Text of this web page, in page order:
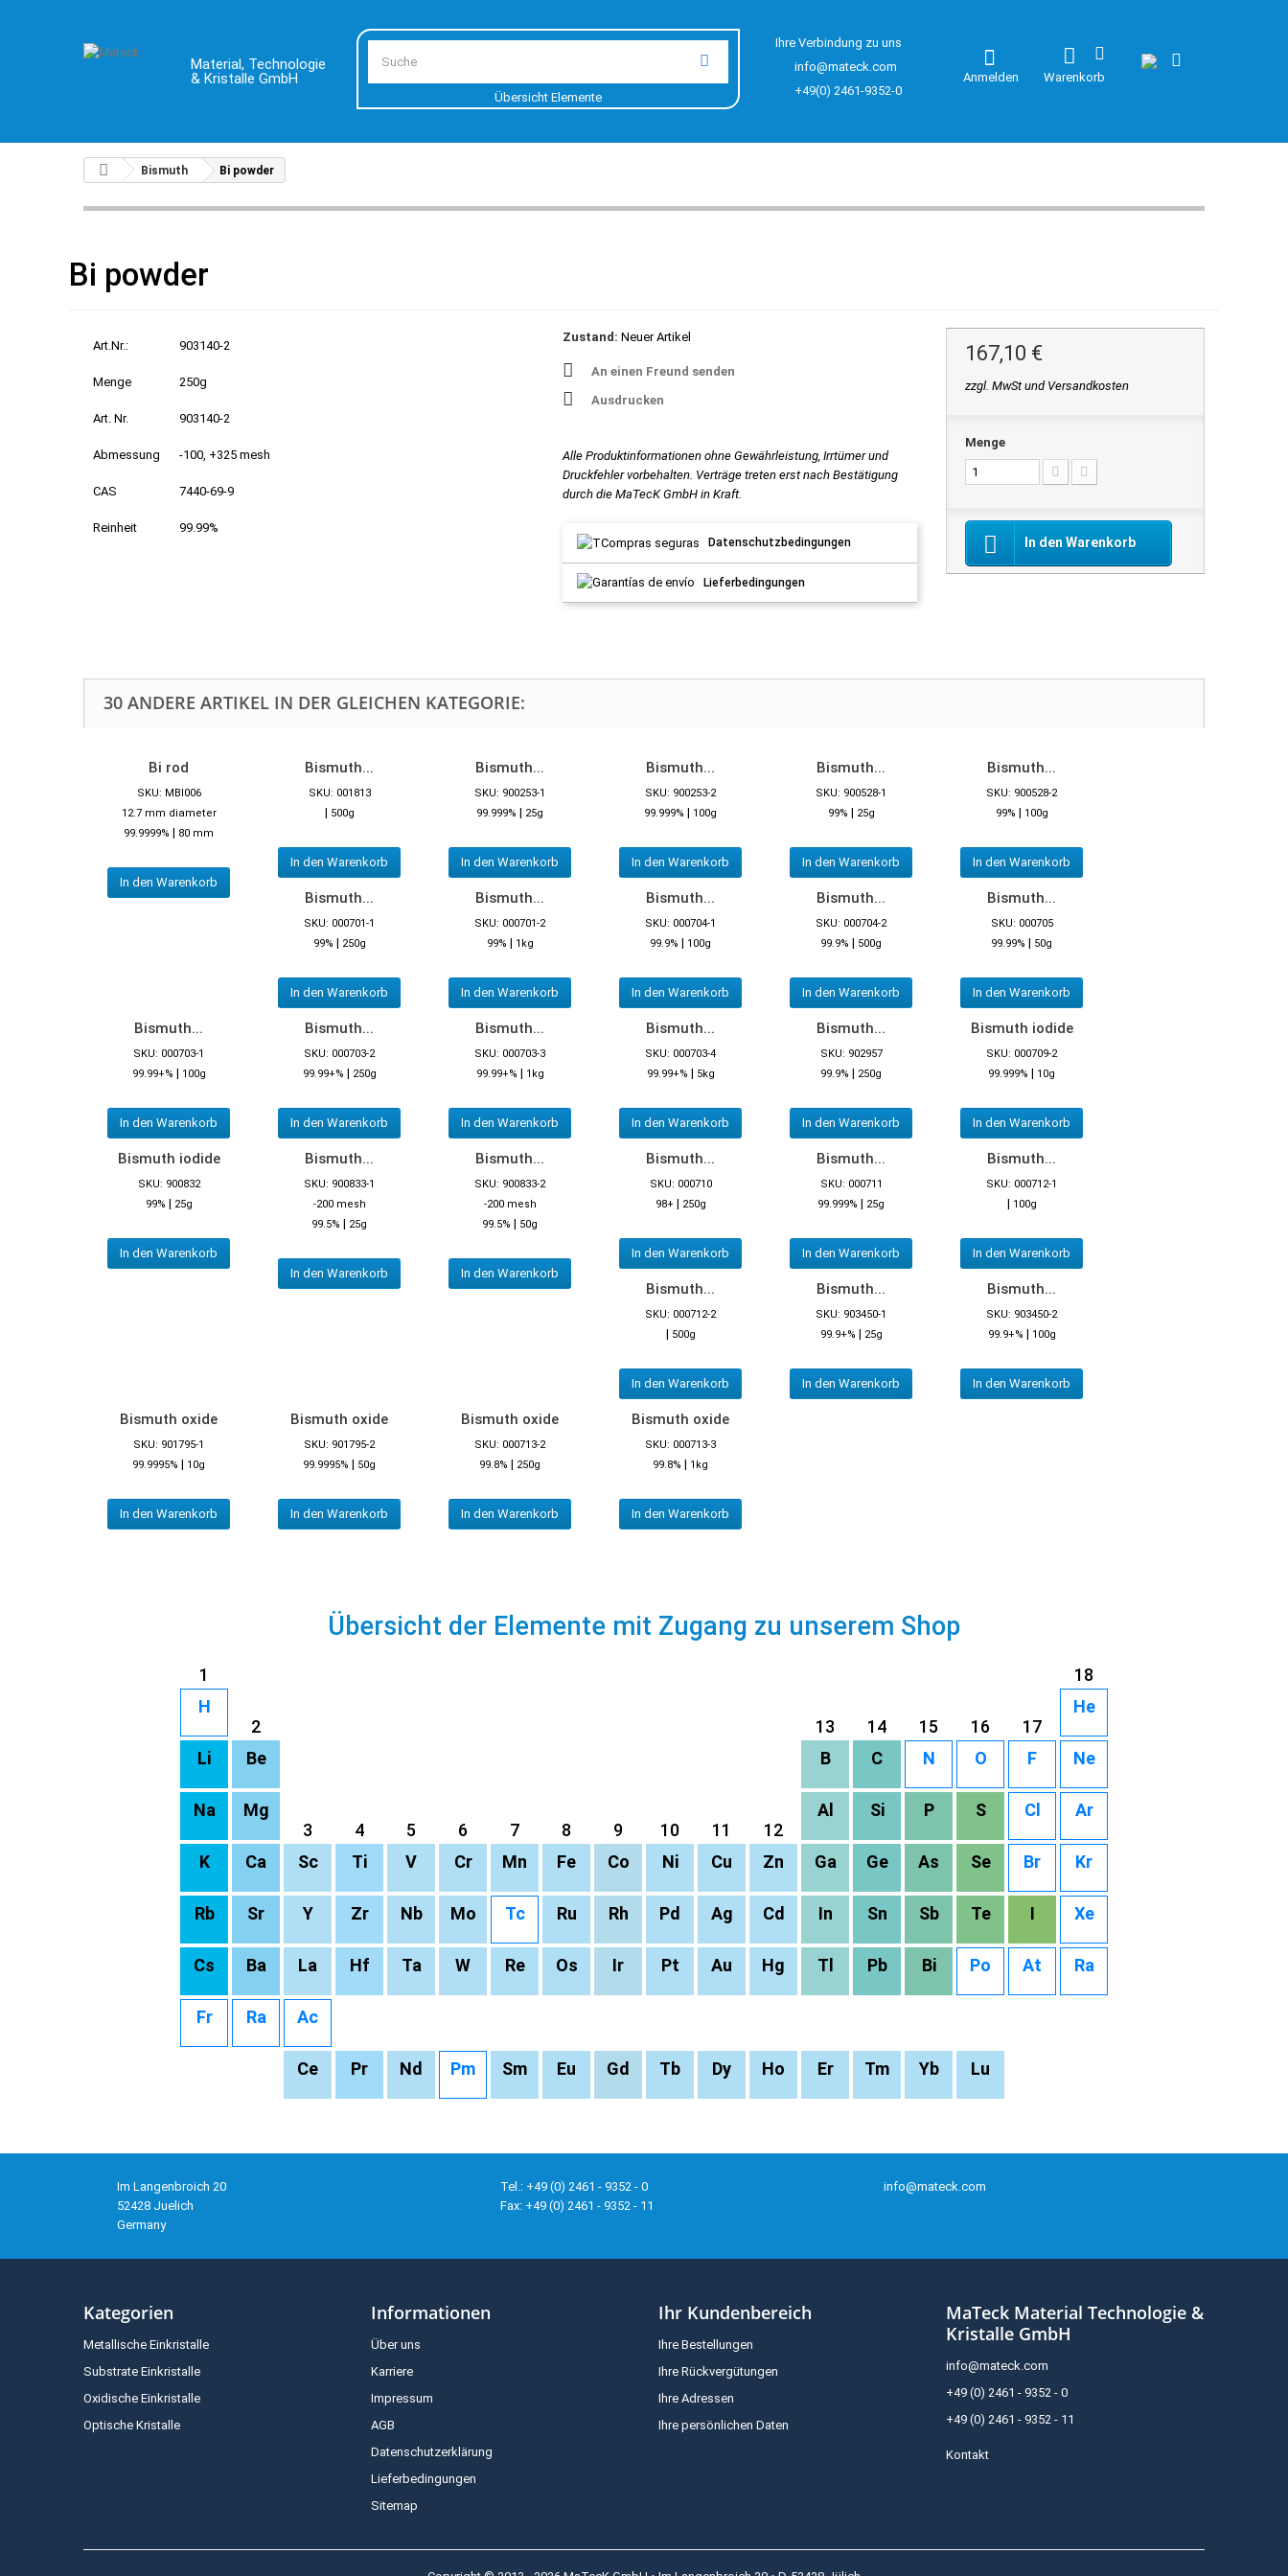
Material, Technologie
& Kristalle GmbH
Übersicht Elemente
Ihre Verbindung zu uns
info@mateck.com
+49(0) 2461-9352-0
Warenkorb
Anmelden
Bismuth Bi powder
Bi powder
Art.Nr.: 903140-2
Menge 250g
Art. Nr. 903140-2
Abmessung -100, +325 mesh
CAS 7440-69-9
Reinheit 99.99%
Zustand: Neuer Artikel
An einen Freund senden
Ausdrucken
Alle Produktinformationen ohne Gewährleistung, Irrtümer und
Druckfehler vorbehalten. Verträge treten erst nach Bestätigung
durch die MaTecK GmbH in Kraft.
Datenschutzbedingungen
Lieferbedingungen
167,10 €
zzgl. MwSt und Versandkosten
Menge
In den Warenkorb
30 ANDERE ARTIKEL IN DER GLEICHEN KATEGORIE:
Bi rod
SKU: MBI006
12.7 mm diameter
99.9999% | 80 mm
In den Warenkorb
Bismuth...
SKU: 001813
| 500g
In den Warenkorb
Bismuth...
SKU: 900253-1
99.999% | 25g
In den Warenkorb
Bismuth...
SKU: 900253-2
99.999% | 100g
In den Warenkorb
Bismuth...
SKU: 900528-1
99% | 25g
In den Warenkorb
Bismuth...
SKU: 900528-2
99% | 100g
In den Warenkorb
Bismuth...
SKU: 000701-1
99% | 250g
In den Warenkorb
Bismuth...
SKU: 000701-2
99% | 1kg
In den Warenkorb
Bismuth...
SKU: 000704-1
99.9% | 100g
In den Warenkorb
Bismuth...
SKU: 000704-2
99.9% | 500g
In den Warenkorb
Bismuth...
SKU: 000705
99.99% | 50g
In den Warenkorb
Bismuth...
SKU: 000703-1
99.99+% | 100g
In den Warenkorb
Bismuth...
SKU: 000703-2
99.99+% | 250g
In den Warenkorb
Bismuth...
SKU: 000703-3
99.99+% | 1kg
In den Warenkorb
Bismuth...
SKU: 000703-4
99.99+% | 5kg
In den Warenkorb
Bismuth...
SKU: 902957
99.9% | 250g
In den Warenkorb
Bismuth iodide
SKU: 000709-2
99.999% | 10g
In den Warenkorb
Bismuth iodide
SKU: 900832
99% | 25g
In den Warenkorb
Bismuth...
SKU: 900833-1
-200 mesh
99.5% | 25g
In den Warenkorb
Bismuth...
SKU: 900833-2
-200 mesh
99.5% | 50g
In den Warenkorb
Bismuth...
SKU: 000710
98+| 250g
In den Warenkorb
Bismuth...
SKU: 000711
99.999% | 25g
In den Warenkorb
Bismuth...
SKU: 000712-1
| 100g
In den Warenkorb
Bismuth...
SKU: 000712-2
| 500g
In den Warenkorb
Bismuth...
SKU: 903450-1
99.9+% | 25g
In den Warenkorb
Bismuth...
SKU: 903450-2
99.9+% | 100g
In den Warenkorb
Bismuth oxide
SKU: 901795-1
99.9995% | 10g
In den Warenkorb
Bismuth oxide
SKU: 901795-2
99.9995% | 50g
In den Warenkorb
Bismuth oxide
SKU: 000713-2
99.8% | 250g
In den Warenkorb
Bismuth oxide
SKU: 000713-3
99.8% | 1kg
In den Warenkorb
Übersicht der Elemente mit Zugang zu unserem Shop
1
18
H
2
13 14 15 16 17
He
Li Be B C N O F Ne
Na
Mg
3
4 5 6 7 8 9 10 11 12
Al Si P S Cl Ar
K Ca Sc Ti V Cr Mn Fe Co Ni Cu Zn Ga Ge As Se Br Kr
Rb Sr Y Zr Nb Mo Tc Ru Rh Pd Ag Cd In Sn Sb Te I Xe
Cs Ba La Hf Ta W Re Os Ir Pt Au Hg Tl Pb Bi Po At Ra
Fr Ra Ac
Ce Pr Nd Pm Sm Eu Gd Tb Dy Ho Er Tm Yb Lu
Im Langenbroich 20
52428 Juelich
Germany
Tel.: +49 (0) 2461 - 9352 - 0
Fax: +49 (0) 2461 - 9352 - 11
info@mateck.com
Kategorien
Metallische Einkristalle
Substrate Einkristalle
Oxidische Einkristalle
Optische Kristalle
Informationen
Über uns
Karriere
Impressum
AGB
Datenschutzerklärung
Lieferbedingungen
Sitemap
Ihr Kundenbereich
Ihre Bestellungen
Ihre Rückvergütungen
Ihre Adressen
Ihre persönlichen Daten
MaTeck Material Technologie &
Kristalle GmbH
info@mateck.com
+49 (0) 2461 - 9352 - 0
+49 (0) 2461 - 9352 - 11
Kontakt